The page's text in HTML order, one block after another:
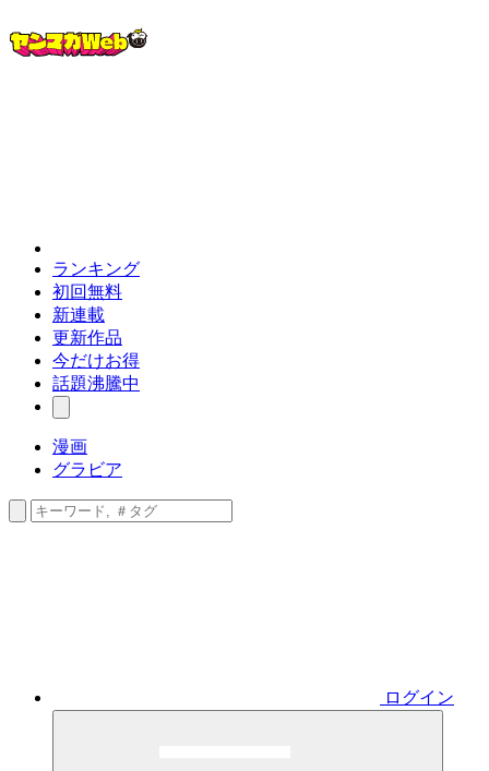
ランキング
初回無料
新連載
更新作品
今だけお得
話題沸騰中
漫画
グラビア
ログイン